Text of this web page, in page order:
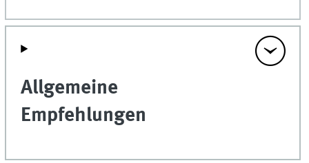
Allgemeine
Empfehlungen